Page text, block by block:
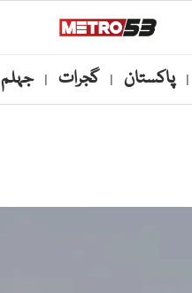
| پاکستان | گجرات | جہلم